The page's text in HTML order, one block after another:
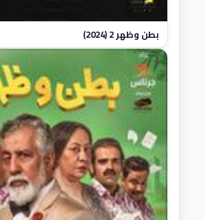
بطن وظهر 2 (2024)